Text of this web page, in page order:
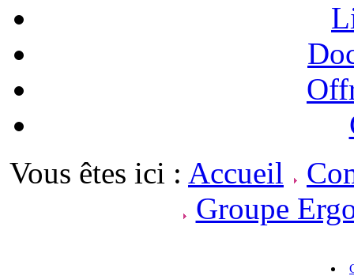
Vous êtes ici : Accueil
Groupe